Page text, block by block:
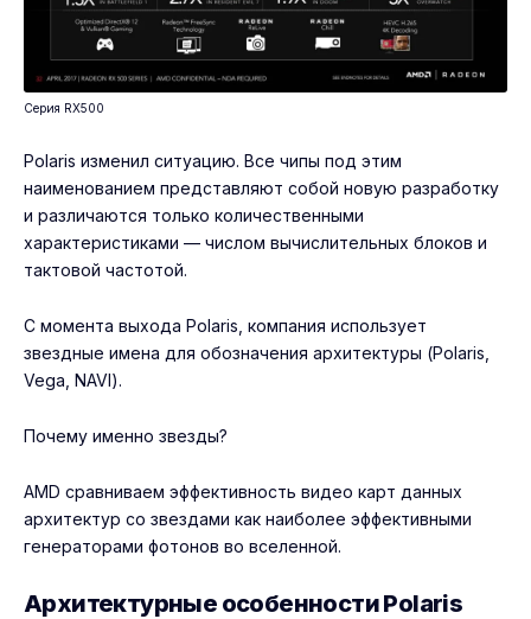
Серия RX500
Polaris изменил ситуацию. Все чипы под этим
наименованием представляют собой новую разработку
и различаются только количественными
характеристиками — числом вычислительных блоков и
тактовой частотой.
С момента выхода Polaris, компания использует
звездные имена для обозначения архитектуры (Polaris,
Vega, NAVI).
Почему именно звезды?
AMD сравниваем эффективность видео карт данных
архитектур со звездами как наиболее эффективными
генераторами фотонов во вселенной.
Архитектурные особенности Polaris